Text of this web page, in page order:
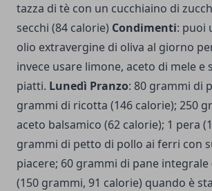
tazza di tè con un cucchiaino di
secchi (84 calorie) Condimenti: puoi
olio extravergine di oliva al giorno
invece usare limone, aceto di mele
piatti. Lunedì Pranzo: 80 grammi di
grammi di ricotta (146 calorie); 250
aceto balsamico (62 calorie); 1 pera
grammi di petto di pollo ai ferri con
piacere; 60 grammi di pane
(150 grammi, 91 calorie) quando è